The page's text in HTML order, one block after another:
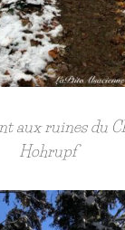
aux ruines du
Hohrupf